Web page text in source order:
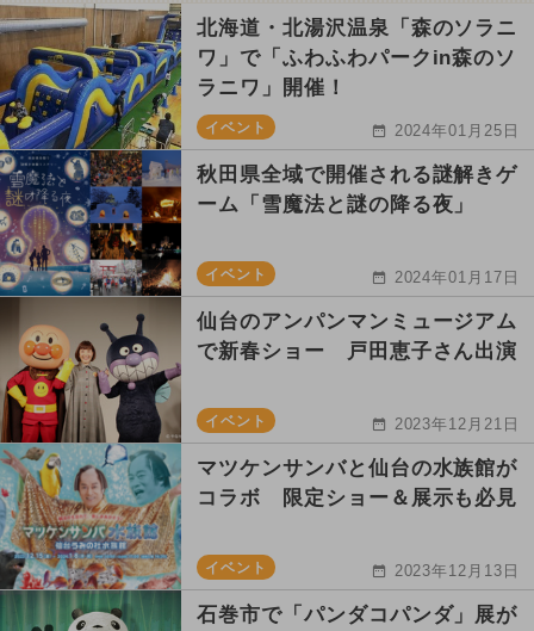
北海道・北湯沢温泉「森のソラニ
ワ」で「ふわふわパークin森のソ
ラニワ」開催！
イベント 2024年01月25日
秋田県全域で開催される謎解きゲ
ーム「雪魔法と謎の降る夜」
イベント 2024年01月17日
仙台のアンパンマンミュージアム
で新春ショー 戸田恵子さん出演
イベント 2023年12月21日
マツケンサンバと仙台の水族館が
コラボ 限定ショー＆展示も必見
イベント 2023年12月13日
石巻市で「パンダコパンダ」展が